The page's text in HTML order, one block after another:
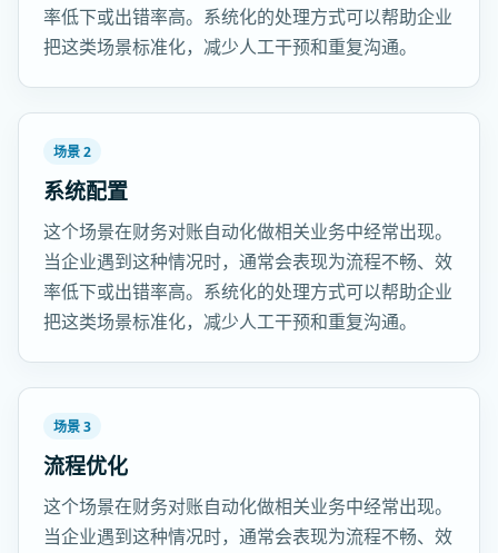
率低下或出错率高。系统化的处理方式可以帮助企业
把这类场景标准化，减少人工干预和重复沟通。
场景 2
系统配置
这个场景在财务对账自动化做相关业务中经常出现。
当企业遇到这种情况时，通常会表现为流程不畅、效
率低下或出错率高。系统化的处理方式可以帮助企业
把这类场景标准化，减少人工干预和重复沟通。
场景 3
流程优化
这个场景在财务对账自动化做相关业务中经常出现。
当企业遇到这种情况时，通常会表现为流程不畅、效